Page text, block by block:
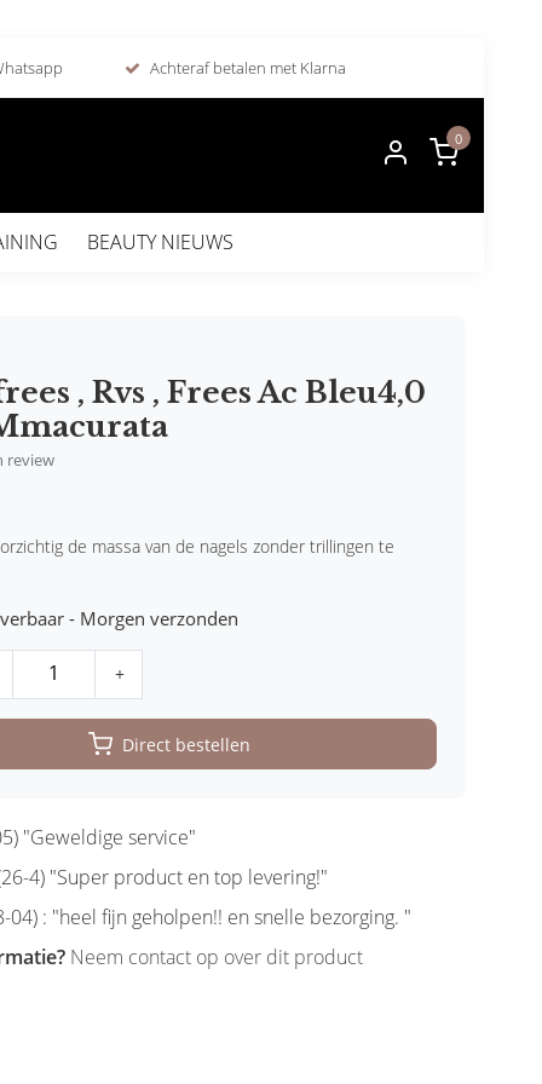
Achteraf betalen met Klarna
0
BEAUTY NIEUWS
, Rvs , Frees Ac Bleu4,0
review
de massa van de nagels zonder trillingen te
- Morgen verzonden
+
Direct bestellen
"Geweldige service"
4) "Super product en top levering!"
04) : "heel fijn geholpen!! en snelle bezorging. "
Neem contact op over dit product